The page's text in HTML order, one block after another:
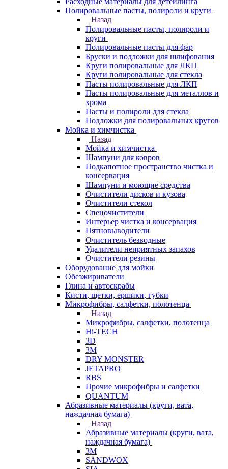
Полировальные пасты, полироли и круги
Назад
Полировальные пасты, полироли и
круги
Полировальные пасты для фар
Бруски и подложки для шлифования
Круги полировальные для ЛКП
Круги полировальные для стекла
Пасты полировальные для ЛКП
Пасты полировальные для металлов и
хрома
Пасты и полироли для стекла
Подложки для полировальных кругов
Мойка и химчистка
Назад
Мойка и химчистка
Шампуни для ковров
Подкапотное пространство чистка и
консервация
Шампуни и моющие средства
Очистители дисков и кузова
Очистители стекол
Спецочистители
Интерьер чистка и консервация
Пятновыводители
Очиститель безводные
Удалители неприятных запахов
Очистители резины
Оборудование для мойки
Обезжириватели
Глина и автоскрабы
Кисти, щетки, ершики, губки
Микрофибры, салфетки, полотенца
Назад
Микрофибры, салфетки, полотенца
Hi-TECH
3D
3М
DRY MONSTER
JETAPRO
RBS
Прочие микрофибры и салфетки
QUANTUM
Абразивные материалы (круги, вата,
наждачная бумага)
Назад
Абразивные материалы (круги, вата,
наждачная бумага)
3М
SANDWOX